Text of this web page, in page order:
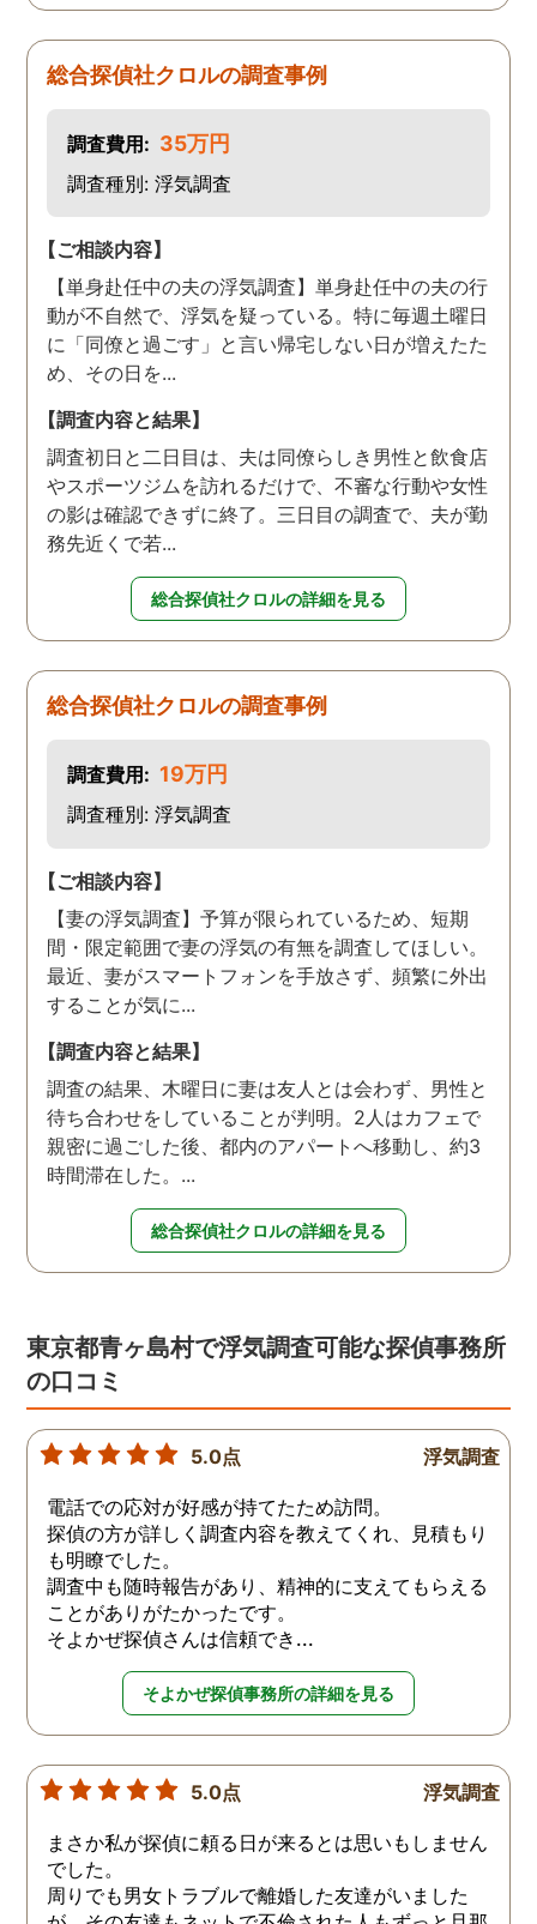
総合探偵社クロルの調査事例
調査費用: 35万円
調査種別: 浮気調査
【ご相談内容】
【単身赴任中の夫の浮気調査】単身赴任中の夫の行
動が不自然で、浮気を疑っている。特に毎週土曜日
に「同僚と過ごす」と言い帰宅しない日が増えたた
め、その日を...
【調査内容と結果】
調査初日と二日目は、夫は同僚らしき男性と飲食店
やスポーツジムを訪れるだけで、不審な行動や女性
の影は確認できずに終了。三日目の調査で、夫が勤
務先近くで若...
総合探偵社クロルの詳細を見る
総合探偵社クロルの調査事例
調査費用: 19万円
調査種別: 浮気調査
【ご相談内容】
【妻の浮気調査】予算が限られているため、短期
間・限定範囲で妻の浮気の有無を調査してほしい。
最近、妻がスマートフォンを手放さず、頻繁に外出
することが気に...
【調査内容と結果】
調査の結果、木曜日に妻は友人とは会わず、男性と
待ち合わせをしていることが判明。2人はカフェで
親密に過ごした後、都内のアパートへ移動し、約3
時間滞在した。...
総合探偵社クロルの詳細を見る
東京都青ヶ島村で浮気調査可能な探偵事務所
の口コミ
5.0点 浮気調査
電話での応対が好感が持てたため訪問。
探偵の方が詳しく調査内容を教えてくれ、見積もり
も明瞭でした。
調査中も随時報告があり、精神的に支えてもらえる
ことがありがたかったです。
そよかぜ探偵さんは信頼でき...
そよかぜ探偵事務所の詳細を見る
5.0点 浮気調査
まさか私が探偵に頼る日が来るとは思いもしません
でした。
周りでも男女トラブルで離婚した友達がいました